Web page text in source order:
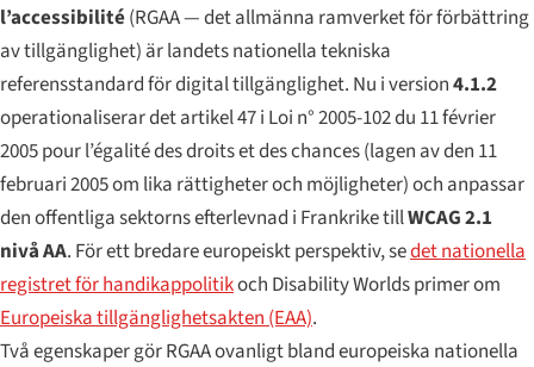
l’accessibilité(RGAA — det allmänna ramverket för förbättring
av tillgänglighet) är landets nationella tekniska
referensstandard för digital tillgänglighet. Nu i version4.1.2
operationaliserar det artikel 47 i Loi n° 2005-102 du 11 février
2005 pour l’égalité des droits et des chances(lagen av den 11
februari 2005 om lika rättigheter och möjligheter) och anpassar
den offentliga sektorns efterlevnad i Frankrike tillWCAG 2.1
nivå AA. För ett bredare europeiskt perspektiv, sedet nationella
registret för handikappolitikoch Disability Worlds primer om
Europeiska tillgänglighetsakten (EAA).
Två egenskaper gör RGAA ovanligt bland europeiska nationella